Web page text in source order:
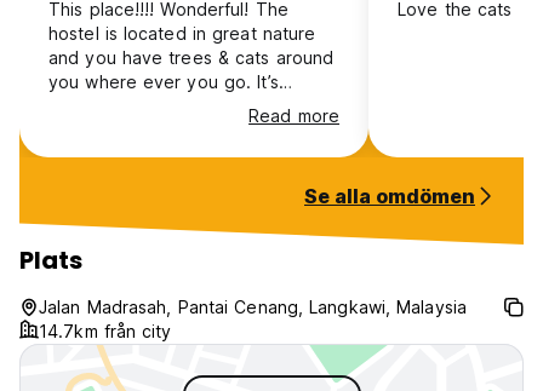
This place!!!! Wonderful! The
hostel is located in great nature
and you have trees & cats around
you where ever you go. It’s
you Cheif & Kinn, you are
amazing! I will definitely go back
that’s going to langkawi. Thank
you!
Read more
Love the cats
Se alla omdömen
Plats
Jalan Madrasah, Pantai Cenang, Langkawi, Malaysia
14.7km från city